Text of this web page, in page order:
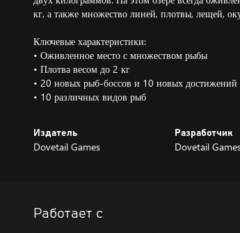
кг, а также множество линей, плотвы, лещей,
Ключевые характеристики:
• Оживленное место с множеством рыбы
• Плотва весом до 2 кг
• 20 новых рыб-боссов и 10 новых достижений
• 10 различных видов рыб
Издатель
Dovetail Games
Разработчик
Dovetail
Работает с